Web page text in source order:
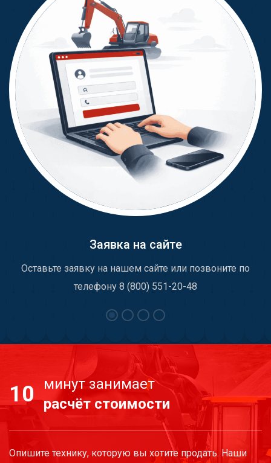
Заявка на сайте
Оставьте заявку на нашем сайте или позвоните по
телефону 8 (800) 551-20-48
10
минут занимает
расчёт стоимости
Опишите технику, которую вы хотите продать. Наши